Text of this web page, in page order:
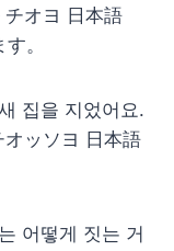
オヨ 日本語
。
집을 지었어요.
ッソヨ 日本語
어떻게 짓는 거